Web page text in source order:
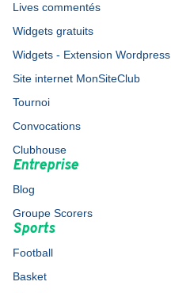
Lives commentés
Widgets gratuits
Widgets - Extension Wordpress
Site internet MonSiteClub
Tournoi
Convocations
Clubhouse
Entreprise
Blog
Groupe Scorers
Sports
Football
Basket